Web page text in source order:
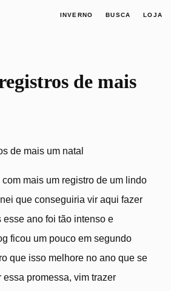
INVERNO BUSCA LOJA
de mais
mais um registro de um lindo
que conseguiria vir aqui fazer
esse ano foi tão intenso e
ficou um pouco em segundo
que isso melhore no ano que se
promessa, vim trazer